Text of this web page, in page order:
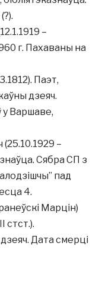
–
г. Пахаваны на
Паэт,
дзеяч.
у Варшаве,
–
Сябра СП з
пад
4.
Марцін)
стст.).
Дата смерці